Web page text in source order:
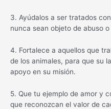
3. Ayúdalos a ser tratados
nunca sean objeto de abuso
4. Fortalece a aquellos que
de los animales, para que su
apoyo en su misión.
5. Que tu ejemplo de amor y
que reconozcan el valor de